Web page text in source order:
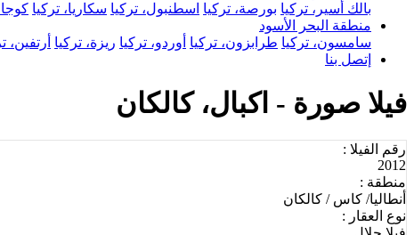
بالك أسير، تركيا بورصة، تركيا اسطنبول، تركيا سكاريا، تركيا
منطقة البحر الأسود
سامسون، تركيا طرابزون، تركيا أوردو، تركيا ريزة، تركيا أرتفين،
إتصل بنا
فيلا صورة - اكبال، كالكان
رقم الفيلا :
2012
منطقة :
أنطاليا/ كاس / كالكان
نوع العقار :